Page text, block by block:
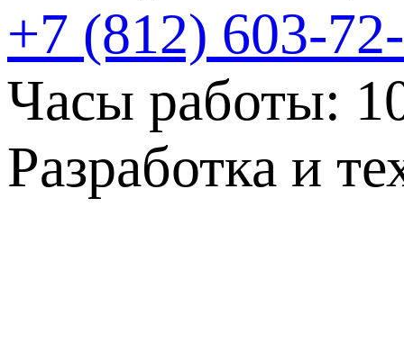
+7 (812) 603-
Часы работы:
Разработка и